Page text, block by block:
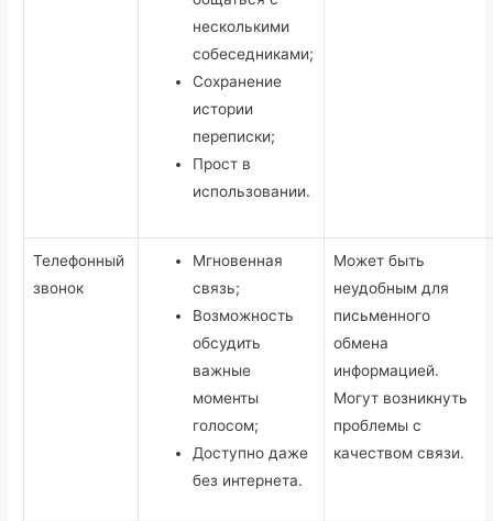
несколькими
собеседниками;
Сохранение
истории
переписки;
Прост в
использовании.
Телефонный
звонок
Мгновенная
связь;
Возможность
обсудить
важные
моменты
голосом;
Доступно даже
без интернета.
Может быть
неудобным для
письменного
обмена
информацией.
Могут возникнуть
проблемы с
качеством связи.